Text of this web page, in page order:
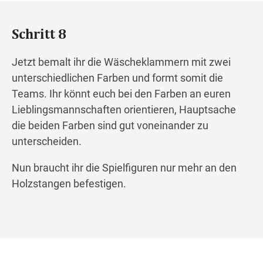
Schritt 8
Jetzt bemalt ihr die Wäscheklammern mit zwei
unterschiedlichen Farben und formt somit die
Teams. Ihr könnt euch bei den Farben an euren
Lieblingsmannschaften orientieren, Hauptsache
die beiden Farben sind gut voneinander zu
unterscheiden.
Nun braucht ihr die Spielfiguren nur mehr an den
Holzstangen befestigen.